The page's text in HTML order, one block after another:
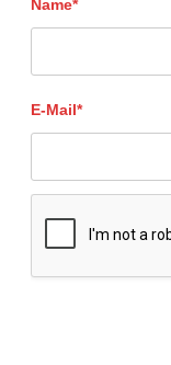
Name*
E-Mail*